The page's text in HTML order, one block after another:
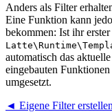
Anders als Filter
Eine Funktion kann
bekommen: Ist ihr
automatisch das
eingebauten Funktionen
umgesetzt.
◄ Eigene Filter erstellen